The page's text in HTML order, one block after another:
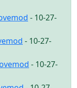
- 10-27-
- 10-27-
- 10-27-